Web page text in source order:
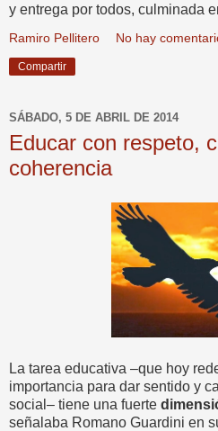
y entrega por todos, culminada
Ramiro Pellitero No hay
Compartir
SÁBADO, 5 DE ABRIL DE 2014
Educar con respeto,
coherencia
La tarea educativa –que hoy
importancia para dar sentido y
social– tiene una fuerte
señalaba Romano Guardini en